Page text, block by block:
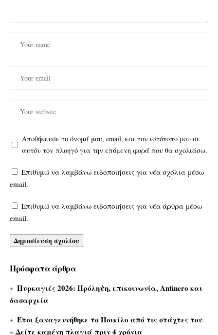
Αποθήκευσε το όνομά μου, email, και τον ιστότοπο μου σε
αυτόν τον πλοηγό για την επόμενη φορά που θα σχολιάσω.
Επιθυμώ να λαμβάνω ειδοποιήσεις για νέα σχόλια μέσω
email.
Επιθυμώ να λαμβάνω ειδοποιήσεις για νέα άρθρα μέσω
email.
Πρόσφατα άρθρα
Πυρκαγιές 2026: Πρόληψη, επικοινωνία, Antinero και
δασαρχεία
Έτσι ξαναγεννήθηκε το Ποικίλο από τις στάχτες του
– Δείτε καμένη πλαγιά πριν 4 χρόνια